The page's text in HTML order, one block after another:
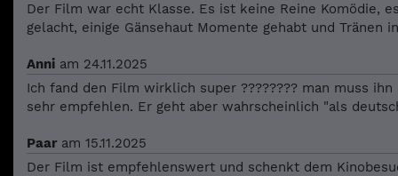
Der Film war echt Klasse. Es ist keine Reine Komödie,
gelacht, einige Gänsehaut Momente gehabt und Tränen
Anni am 24.11.2025
Ich fand den Film wirklich super ???????? man muss
sehr empfehlen. Er geht aber wahrscheinlich "als
Paaram 15.11.2025
Der Film ist empfehlenswert und schenkt dem